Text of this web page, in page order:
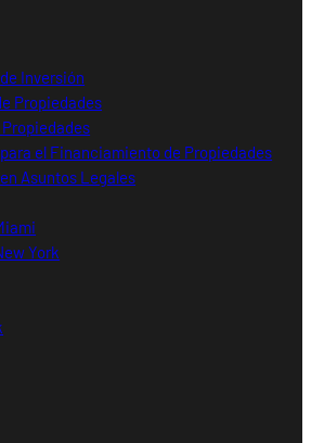
Inversión
Propiedades
el Financiamiento de Propiedades
Asuntos Legales
York